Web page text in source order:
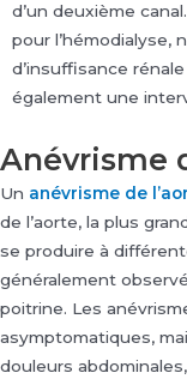
d’un deuxième
pour l’hémodialyse,
d’insuffisance
également une
Anévrisme
Un anévrisme de
de l’aorte, la plus
se produire à
généralement
poitrine. Les
asymptomatiques,
douleurs